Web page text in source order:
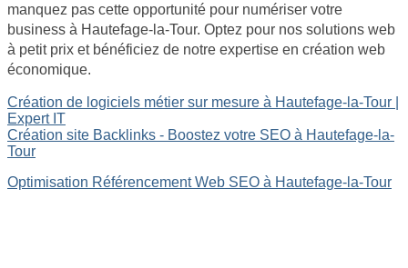
manquez pas cette opportunité pour numériser votre
business à Hautefage-la-Tour. Optez pour nos solutions web
à petit prix et bénéficiez de notre expertise en création web
économique.
Création de logiciels métier sur mesure à Hautefage-la-Tour |
Expert IT
Création site Backlinks - Boostez votre SEO à Hautefage-la-
Tour
Optimisation Référencement Web SEO à Hautefage-la-Tour